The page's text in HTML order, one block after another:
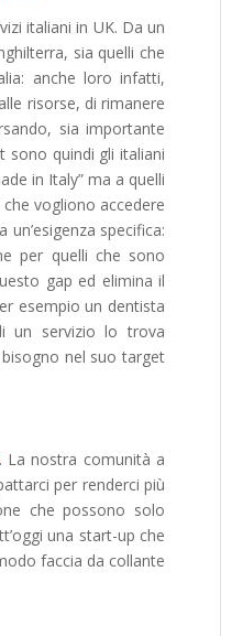
italiani in UK. Da un
sia quelli che
anche loro infatti,
risorse, di rimanere
sia importante
sono quindi gli italiani
in Italy” ma a quelli
vogliono accedere
specifica:
per quelli che sono
gap ed elimina il
esempio un dentista
un servizio lo trova
nel suo target
. La nostra comunità a
per renderci più
che possono solo
una start-up che
faccia da collante